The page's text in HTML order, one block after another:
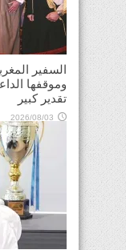
السفير
وموقفها
تقدير كبير
2026/08/03